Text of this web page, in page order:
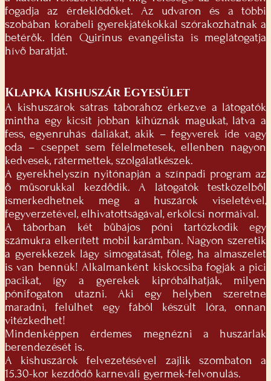
fogadja az érdeklődőket. Az udvaron és a többi
szobában korabeli gyerekjátékokkal szórakozhatnak a
betérők. Idén Quirinus evangélista is meglátogatja
hívő barátját.
Klapka Kishuszár Egyesület
A kishuszárok sátras táborához érkezve a látogatók
mintha egy kicsit jobban kihúznák magukat, látva a
fess, egyenruhás daliákat, akik – fegyverek ide vagy
oda – cseppet sem félelmetesek, ellenben nagyon
kedvesek, rátermettek, szolgálatkészek.
A gyerekhelyszín nyitónapján a színpadi program az
ő műsorukkal kezdődik. A látogatók testközelből
ismerkedhetnek meg a huszárok viseletével,
fegyverzetével, elhivatottságával, erkölcsi normáival.
A táborban két bűbájos póni tartózkodik egy
számukra elkerített mobil karámban. Nagyon szeretik
a gyerekkezek lágy simogatását, főleg, ha almaszelet
is van bennük! Alkalmanként kiskocsiba fogják a pici
pacikat, így a gyerekek kipróbálhatják, milyen
pónifogaton utazni. Aki egy helyben szeretne
maradni, felülhet egy fából készült lóra, onnan
vitézkedhet!
Mindenképpen érdemes megnézni a huszárlak
berendezését is.
A kishuszárok felvezetésével zajlik szombaton a
15.30-kor kezdődő karneváli gyermek-felvonulás.